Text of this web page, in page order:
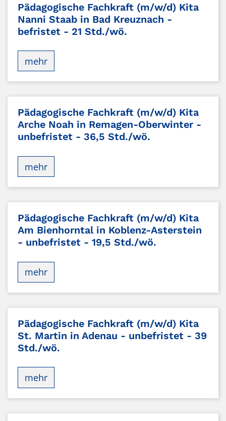
Pädagogische Fachkraft (m/w/d) Kita
Nanni Staab in Bad Kreuznach -
befristet - 21 Std./wö.
mehr
Pädagogische Fachkraft (m/w/d) Kita
Arche Noah in Remagen-Oberwinter -
unbefristet - 36,5 Std./wö.
mehr
Pädagogische Fachkraft (m/w/d) Kita
Am Bienhorntal in Koblenz-Asterstein
- unbefristet - 19,5 Std./wö.
mehr
Pädagogische Fachkraft (m/w/d) Kita
St. Martin in Adenau - unbefristet - 39
Std./wö.
mehr